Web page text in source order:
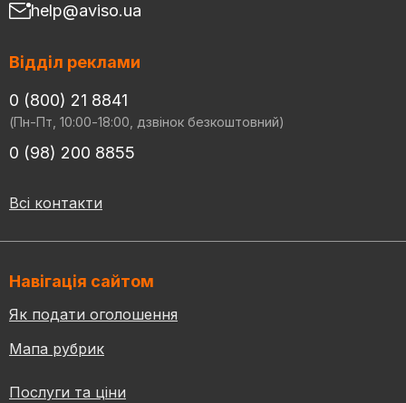
help@aviso.ua
Відділ реклами
0 (800) 21 8841
(Пн-Пт, 10:00-18:00, дзвінок безкоштовний)
0 (98) 200 8855
Всі контакти
Навігація сайтом
Як подати оголошення
Мапа рубрик
Послуги та ціни